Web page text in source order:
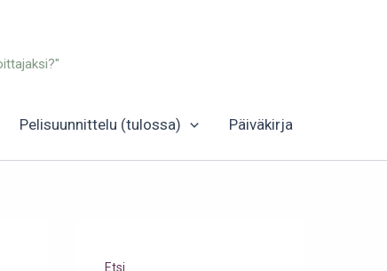
Pelisuunnittelu (tulossa) Päiväkirja
Etsi